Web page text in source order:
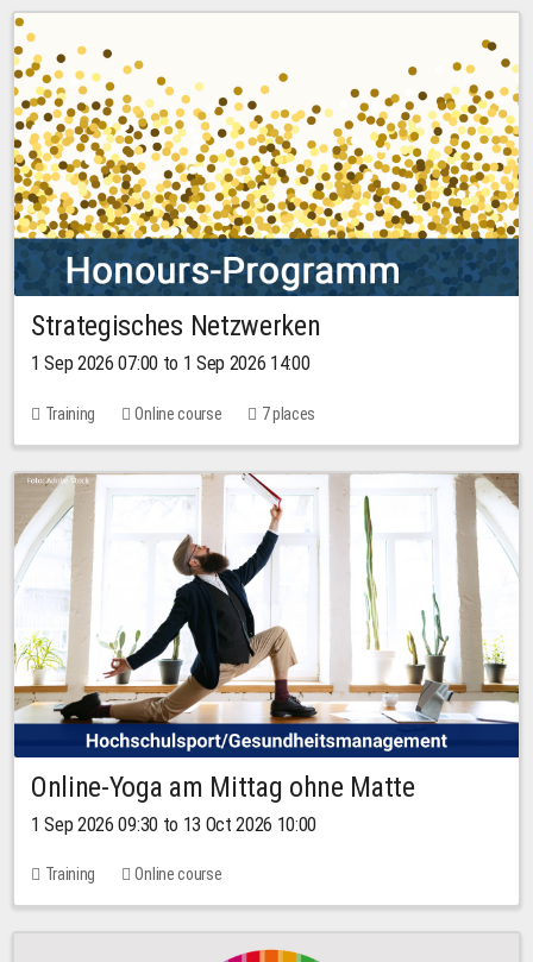
Strategisches Netzwerken
1 Sep 2026 07:00 to 1 Sep 2026 14:00
Training Online course 7 places
Online-Yoga am Mittag ohne Matte
1 Sep 2026 09:30 to 13 Oct 2026 10:00
Training Online course